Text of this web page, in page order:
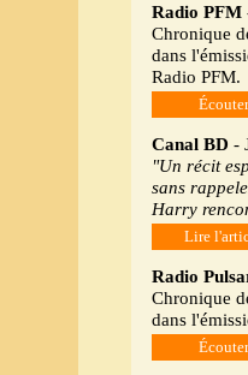
Radio PFM
Chronique
dans
Radio PFM.
Écouter
Canal BD -
"Un récit
sans
Harry
Lire
Radio
Chronique
dans
Écouter